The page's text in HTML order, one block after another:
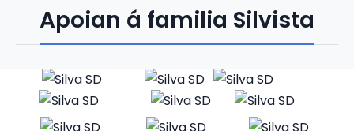
Apoian á familia Silvista